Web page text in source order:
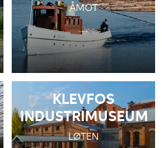
ÅMOT
KLEVFOS
INDUSTRIMUSEUM
LØTEN